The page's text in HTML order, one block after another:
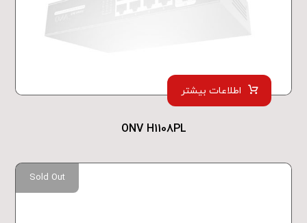
ONV H1108PL
اطلاعات بیشتر
Sold Out